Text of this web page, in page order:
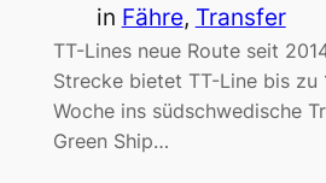
in Fähre, Transfer
TT-Lines neue Route seit
Strecke bietet TT-Line bis zu
Woche ins südschwedische
Green Ship…